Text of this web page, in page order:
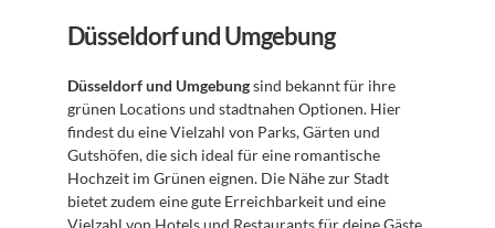
Düsseldorf und Umgebung
Düsseldorf und Umgebung sind bekannt für ihre
grünen Locations und stadtnahen Optionen. Hier
findest du eine Vielzahl von Parks, Gärten und
Gutshöfen, die sich ideal für eine romantische
Hochzeit im Grünen eignen. Die Nähe zur Stadt
bietet zudem eine gute Erreichbarkeit und eine